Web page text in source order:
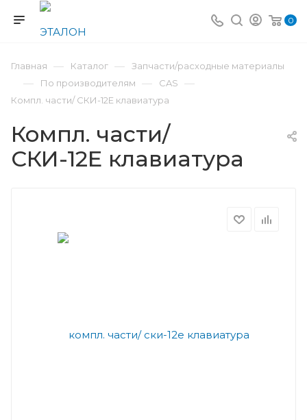
0
Главная — Каталог — Запчасти/расходные материалы
— По производителям — CAS —
Компл. части/ СКИ-12Е клавиатура
Компл. части/
СКИ-12Е клавиатура